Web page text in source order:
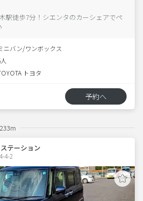
徒歩7分！シエンタのカーシェアでペ
ニバン/ワンボックス
トヨタ
予約へ
テーション
4-2